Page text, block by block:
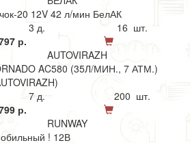
20 12V 42 л/мин БелАК
3 д.
16 шт.
р.
AUTOVIRAZH
AC580 (35Л/МИН., 7 АТМ.)
7 д.
200 шт.
р.
RUNWAY
! 12В